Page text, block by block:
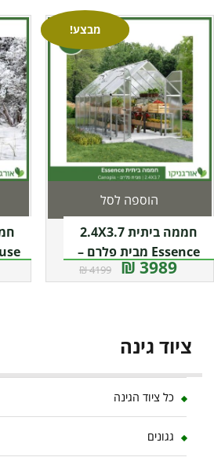
מבצע!
חממה ביתית 2.4X3.7
Essence מבית פלרם –
Canopia
3989 ₪
4199 ₪
הוספה לסל
ציוד גינה
כל ציוד הגינה
גגונים